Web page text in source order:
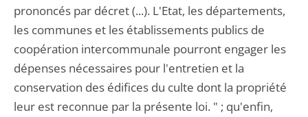
prononcés par décret (...). L'Etat, les départements,
les communes et les établissements publics de
coopération intercommunale pourront engager les
dépenses nécessaires pour l'entretien et la
conservation des édifices du culte dont la propriété
leur est reconnue par la présente loi. " ; qu'enfin,